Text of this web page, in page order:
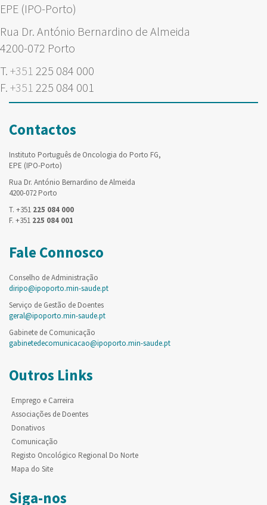
EPE (IPO-Porto)
Rua Dr. António Bernardino de Almeida
4200-072 Porto
T. +351 225 084 000
F. +351 225 084 001
Contactos
Instituto Português de Oncologia do Porto FG,
EPE (IPO-Porto)
Rua Dr. António Bernardino de Almeida
4200-072 Porto
T. +351 225 084 000
F. +351 225 084 001
Fale Connosco
Conselho de Administração
diripo@ipoporto.min-saude.pt
Serviço de Gestão de Doentes
geral@ipoporto.min-saude.pt
Gabinete de Comunicação
gabinetedecomunicacao@ipoporto.min-saude.pt
Outros Links
Emprego e Carreira
Associações de Doentes
Donativos
Comunicação
Registo Oncológico Regional Do Norte
Mapa do Site
Siga-nos